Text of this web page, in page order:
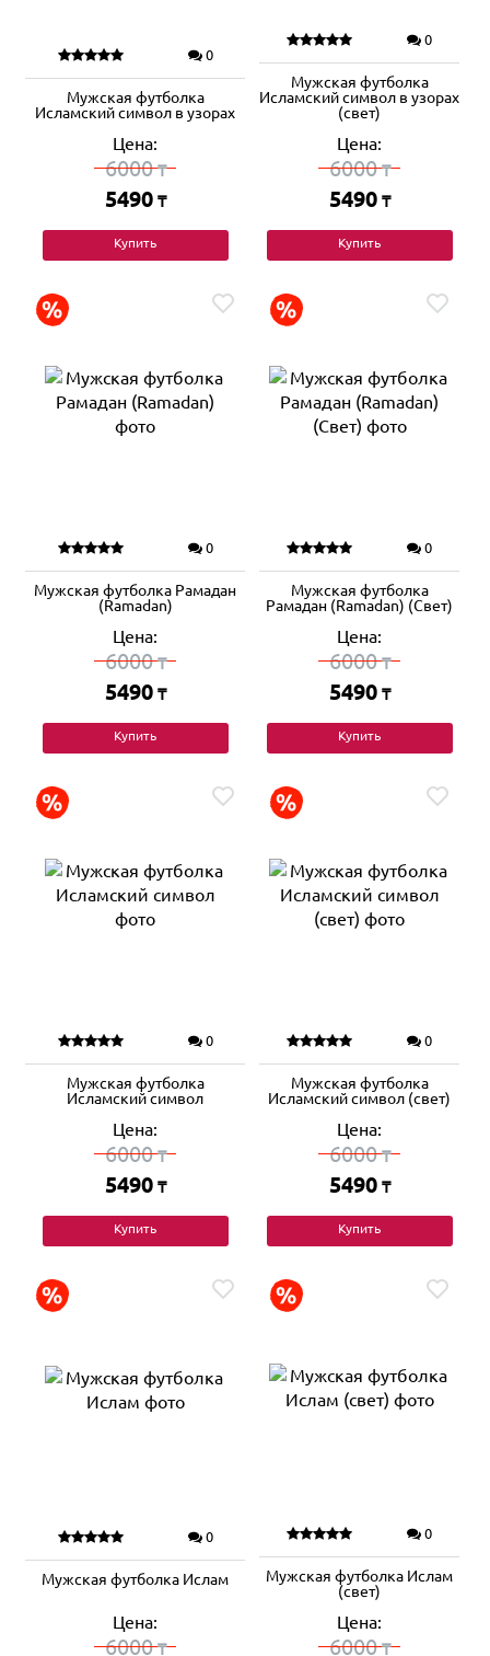
0
Мужская футболка
Исламский символ в узорах
Цена:
6000₸
5490 ₸
Купить
0
Мужская футболка
Исламский символ в узорах
(свет)
Цена:
6000₸
5490 ₸
Купить
0
Мужская футболка Рамадан
(Ramadan)
Цена:
6000₸
5490 ₸
Купить
0
Мужская футболка
Рамадан (Ramadan) (Свет)
Цена:
6000₸
5490 ₸
Купить
0
Мужская футболка
Исламский символ
Цена:
6000₸
5490 ₸
Купить
0
Мужская футболка
Исламский символ (свет)
Цена:
6000₸
5490 ₸
Купить
0
Мужская футболка Ислам
Цена:
6000₸
0
Мужская футболка Ислам
(свет)
Цена:
6000₸